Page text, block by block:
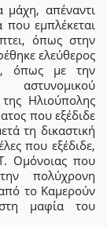
μάχη, απέναντι
εμπλέκεται
όπως στην
ελεύθερος
όπως με την
Ηλιούπολης
που εξέδιδε
τη δικαστική
που εξέδιδε,
Ομόνοιας που
πολύχρονη
το Καμερούν
μαφία του